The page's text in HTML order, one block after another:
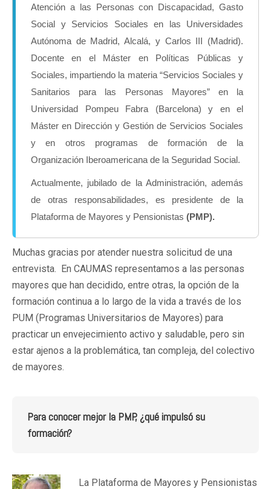
Atención a las Personas con Discapacidad, Gasto
Social y Servicios Sociales en las Universidades
Autónoma de Madrid, Alcalá, y Carlos III (Madrid).
Docente en el Máster en Políticas Públicas y
Sociales, impartiendo la materia “Servicios Sociales y
Sanitarios para las Personas Mayores” en la
Universidad Pompeu Fabra (Barcelona) y en el
Máster en Dirección y Gestión de Servicios Sociales
y en otros programas de formación de la
Organización Iberoamericana de la Seguridad Social.
Actualmente, jubilado de la Administración, además
de otras responsabilidades, es presidente de la
Plataforma de Mayores y Pensionistas (PMP).
Muchas gracias por atender nuestra solicitud de una
entrevista. En CAUMAS representamos a las personas
mayores que han decidido, entre otras, la opción de la
formación continua a lo largo de la vida a través de los
PUM (Programas Universitarios de Mayores) para
practicar un envejecimiento activo y saludable, pero sin
estar ajenos a la problemática, tan compleja, del colectivo
de mayores.
Para conocer mejor la PMP, ¿qué impulsó su
formación?
La Plataforma de Mayores y Pensionistas